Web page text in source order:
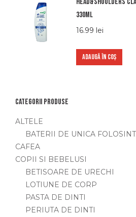
330ml
16.99 lei
ADAUGĂ ÎN COȘ
Categorii produse
ALTELE
BATERII DE UNICA
CAFEA
COPII SI BEBELUSI
BETISOARE DE URECHI
LOTIUNE DE CORP
PASTA DE DINTI
PERIUTA DE DINTI